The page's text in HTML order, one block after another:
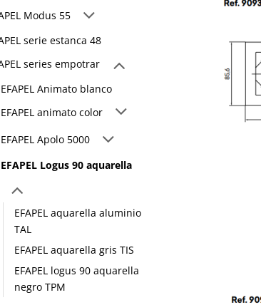
Modus 55
serie estanca 48
series empotrar
EFAPEL Animato blanco
EFAPEL animato color
EFAPEL Apolo 5000
EFAPEL Logus 90 aquarella
EFAPEL aquarella aluminio
TAL
EFAPEL aquarella gris TIS
EFAPEL logus 90 aquarella
negro TPM